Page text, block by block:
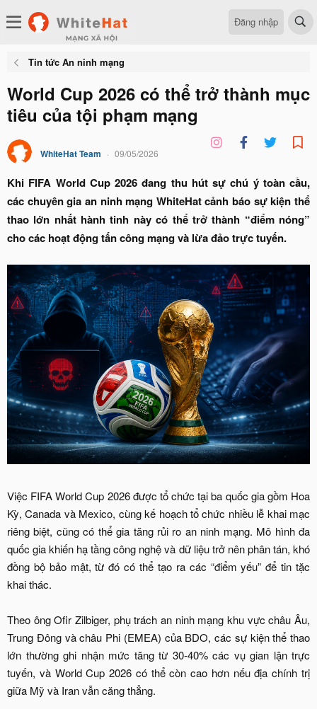
Đăng nhập
Tin tức An ninh mạng
World Cup 2026 có thể trở thành mục
tiêu của tội phạm mạng
WhiteHat Team 09/05/2026
Khi FIFA World Cup 2026 đang thu hút sự chú ý toàn cầu,
các chuyên gia an ninh mạng WhiteHat cảnh báo sự kiện thể
thao lớn nhất hành tinh này có thể trở thành “điểm nóng”
cho các hoạt động tấn công mạng và lừa đảo trực tuyến.
Việc FIFA World Cup 2026 được tổ chức tại ba quốc gia gồm Hoa
Kỳ, Canada và Mexico, cùng kế hoạch tổ chức nhiều lễ khai mạc
riêng biệt, cũng có thể gia tăng rủi ro an ninh mạng. Mô hình đa
quốc gia khiến hạ tầng công nghệ và dữ liệu trở nên phân tán, khó
đồng bộ bảo mật, từ đó có thể tạo ra các “điểm yếu” để tin tặc
khai thác.
Theo ông Ofir Zilbiger, phụ trách an ninh mạng khu vực châu Âu,
Trung Đông và châu Phi (EMEA) của BDO, các sự kiện thể thao
lớn thường ghi nhận mức tăng từ 30-40% các vụ gian lận trực
tuyến, và World Cup 2026 có thể còn cao hơn nếu địa chính trị
giữa Mỹ và Iran vẫn căng thẳng.​